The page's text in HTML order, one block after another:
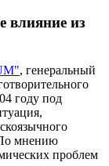
влияние из
, генеральный
году под
мнению
проблем